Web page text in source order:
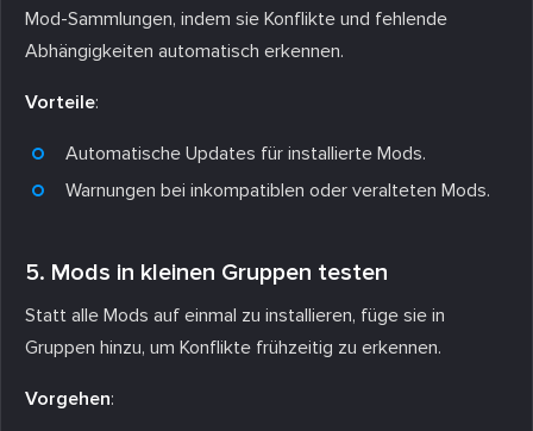
Mod-Sammlungen, indem sie Konflikte und fehlende
Abhängigkeiten automatisch erkennen.
Vorteile:
Automatische Updates für installierte Mods.
Warnungen bei inkompatiblen oder veralteten Mods.
5. Mods in kleinen Gruppen testen
Statt alle Mods auf einmal zu installieren, füge sie in
Gruppen hinzu, um Konflikte frühzeitig zu erkennen.
Vorgehen: